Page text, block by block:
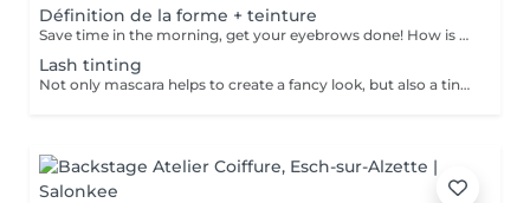
Définition de la forme + teinture
Save time in the morning, get your eyebrows done! How is the shape definition + tinting done? - consultation (to discuss perfect form and colour) - preparation (brows are washed and marked) - waxing (excess hair are removed with wax) - tweezing (excess hair are removed with tweezers) - tinting (paint or henna is applied) - excess paint is removed - antiseptic and cream are applied Age restrictions: recommended to do from 14 years. Post procedure recommendations: do not wash brows and do not put on makeup for 12 hours. Frequency: once in 3-4 weeks.
Lash tinting
Not only mascara helps to create a fancy look, but also a tinting of your lashes! How is the lash tinting done? - lashes are washed - eye cream is applied - the tape and patches are applied - tinting - the tape and patches are removed Age restrictions: recommended to do from 14 years. Post procedure recommendations: do not wet eyelashes 24 hours after the procedure. Frequency: once in 2-3 weeks.